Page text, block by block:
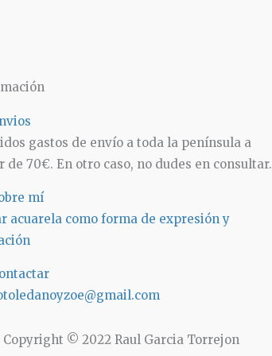
gastos de envío a toda la península a
de 70€. En otro caso, no dudes en consultar.
mí
acuarela como forma de expresión y
Copyright © 2022 Raul Garcia Torrejon